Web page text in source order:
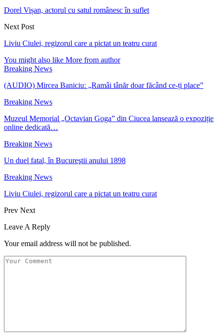
Dorel Vișan, actorul cu satul românesc în suflet
Next Post
Liviu Ciulei, regizorul care a pictat un teatru curat
You might also like More from author
Breaking News
(AUDIO) Mircea Baniciu: „Ramâi tânăr doar făcând ce-ți place”
Breaking News
Muzeul Memorial „Octavian Goga” din Ciucea lansează o expoziție
online dedicată…
Breaking News
Un duel fatal, în Bucureştii anului 1898
Breaking News
Liviu Ciulei, regizorul care a pictat un teatru curat
Prev Next
Leave A Reply
Your email address will not be published.